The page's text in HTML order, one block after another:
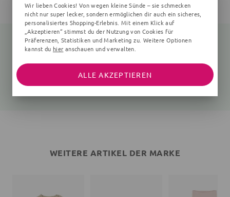
Langarmbody
Unifarben, beige
26,91 €
Print
25,35 € 27,90 €
Babyhose
Unifarben, rosa
24,90 €
WEITERE ARTIKEL DER MARKE
Wir lieben Cookies! Von wegen kleine Sünde – sie schmecken
nicht nur super lecker, sondern ermöglichen dir auch ein sicheres,
personalisiertes Shopping-Erlebnis. Mit einem Klick auf
„Akzeptieren“ stimmst du der Nutzung von Cookies für
Präferenzen, Statistiken und Marketing zu. Weitere Optionen
kannst du hier anschauen und verwalten.
ALLE AKZEPTIEREN